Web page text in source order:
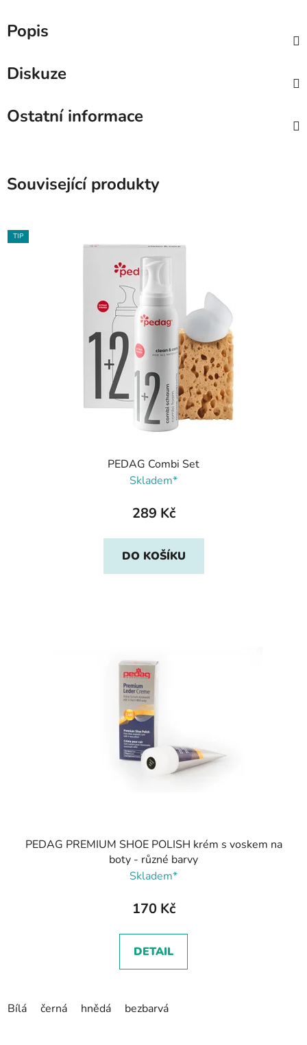
Popis
Diskuze
Ostatní informace
Související produkty
TIP
PEDAG Combi Set
Skladem*
289 Kč
DO KOŠÍKU
PEDAG PREMIUM SHOE POLISH krém s voskem na
boty - různé barvy
Skladem*
170 Kč
DETAIL
Bílá černá hnědá bezbarvá